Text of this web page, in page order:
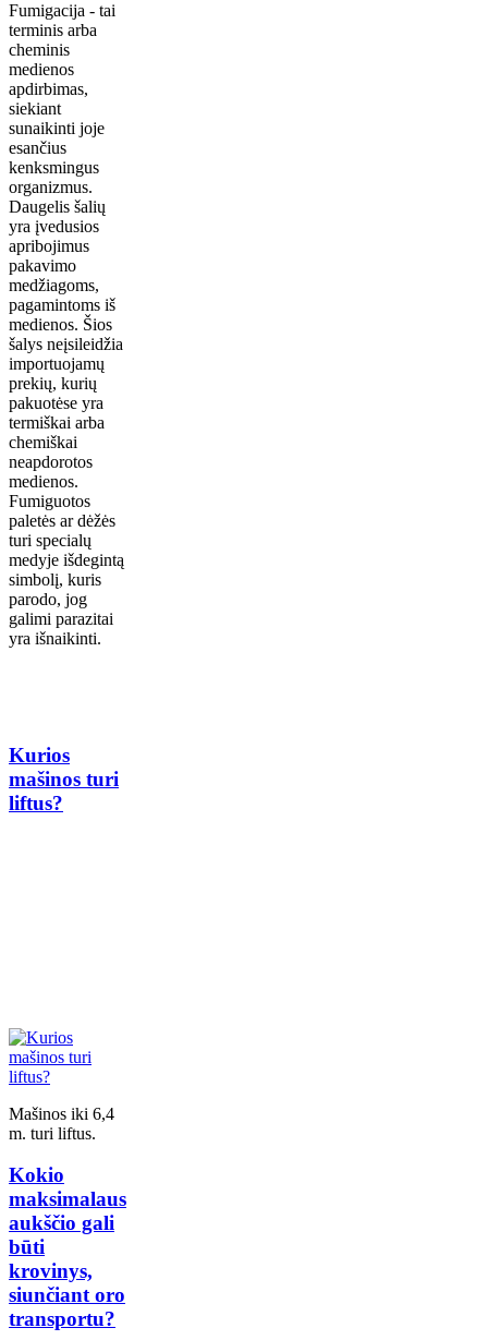
Fumigacija - tai
terminis arba
cheminis
medienos
apdirbimas,
siekiant
sunaikinti joje
esančius
kenksmingus
organizmus.
Daugelis šalių
yra įvedusios
apribojimus
pakavimo
medžiagoms,
pagamintoms iš
medienos. Šios
šalys neįsileidžia
importuojamų
prekių, kurių
pakuotėse yra
termiškai arba
chemiškai
neapdorotos
medienos.
Fumiguotos
paletės ar dėžės
turi specialų
medyje išdegintą
simbolį, kuris
parodo, jog
galimi parazitai
yra išnaikinti.
Kurios
mašinos turi
liftus?
Mašinos iki 6,4
m. turi liftus.
Kokio
maksimalaus
aukščio gali
būti
krovinys,
siunčiant oro
transportu?